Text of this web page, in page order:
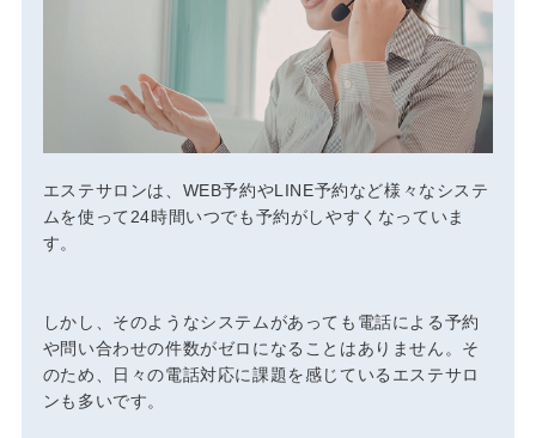
エステサロンは、WEB予約やLINE予約など様々なシステ
ムを使って24時間いつでも予約がしやすくなっていま
す。
しかし、そのようなシステムがあっても電話による予約
や問い合わせの件数がゼロになることはありません。そ
のため、日々の電話対応に課題を感じているエステサロ
ンも多いです。